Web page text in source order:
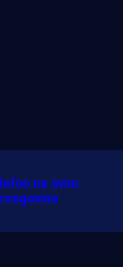
na svim